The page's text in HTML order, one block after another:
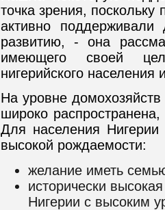
точка зрения,
активно
развитию, - она
имеющего своей
нигерийского населения
На уровне
широко
Для населения
высокой рождаемости:
желание иметь
исторически
Нигерии с высоким